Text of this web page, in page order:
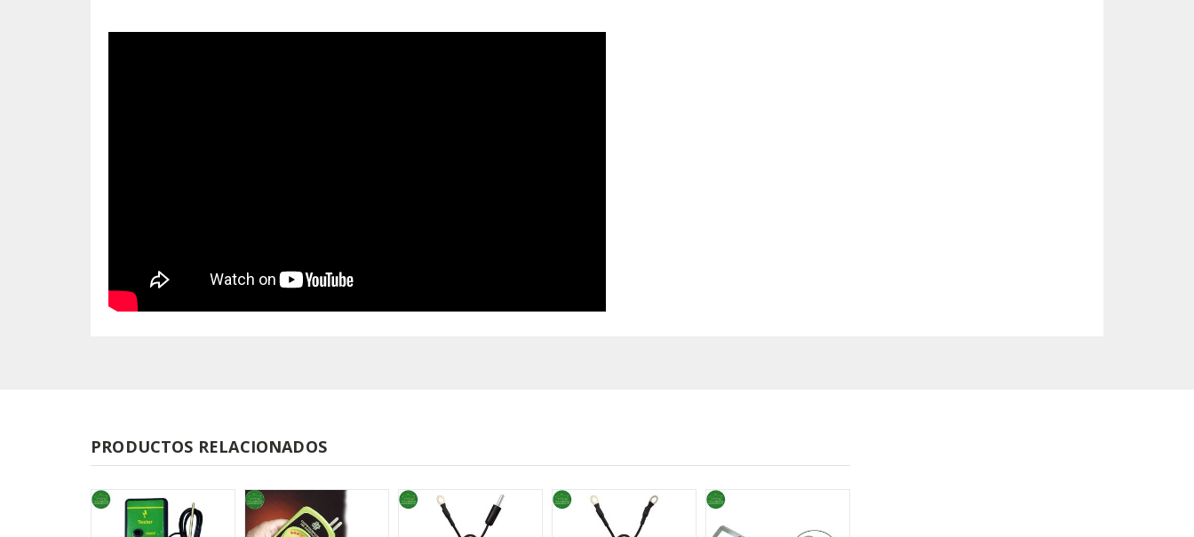
PRODUCTOS RELACIONADOS